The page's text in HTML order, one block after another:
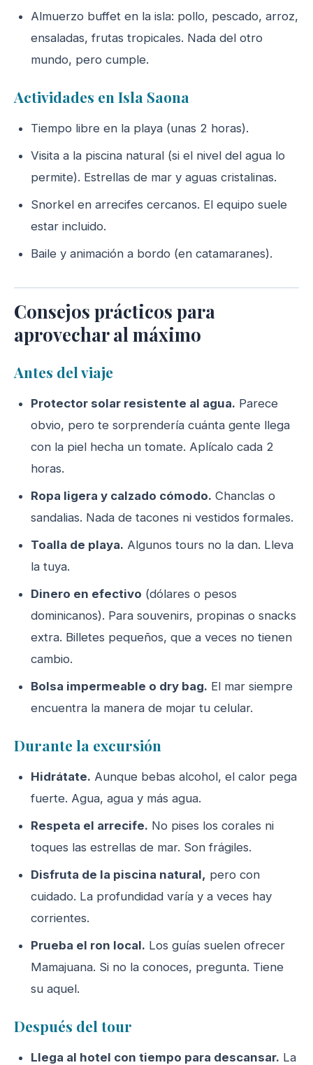
Almuerzo buffet en la isla: pollo, pescado, arroz,
ensaladas, frutas tropicales. Nada del otro
mundo, pero cumple.
Actividades en Isla Saona
Tiempo libre en la playa (unas 2 horas).
Visita a la piscina natural (si el nivel del agua lo
permite). Estrellas de mar y aguas cristalinas.
Snorkel en arrecifes cercanos. El equipo suele
estar incluido.
Baile y animación a bordo (en catamaranes).
Consejos prácticos para
aprovechar al máximo
Antes del viaje
Protector solar resistente al agua. Parece
obvio, pero te sorprendería cuánta gente llega
con la piel hecha un tomate. Aplícalo cada 2
horas.
Ropa ligera y calzado cómodo. Chanclas o
sandalias. Nada de tacones ni vestidos formales.
Toalla de playa. Algunos tours no la dan. Lleva
la tuya.
Dinero en efectivo (dólares o pesos
dominicanos). Para souvenirs, propinas o snacks
extra. Billetes pequeños, que a veces no tienen
cambio.
Bolsa impermeable o dry bag. El mar siempre
encuentra la manera de mojar tu celular.
Durante la excursión
Hidrátate. Aunque bebas alcohol, el calor pega
fuerte. Agua, agua y más agua.
Respeta el arrecife. No pises los corales ni
toques las estrellas de mar. Son frágiles.
Disfruta de la piscina natural, pero con
cuidado. La profundidad varía y a veces hay
corrientes.
Prueba el ron local. Los guías suelen ofrecer
Mamajuana. Si no la conoces, pregunta. Tiene
su aquel.
Después del tour
Llega al hotel con tiempo para descansar. La